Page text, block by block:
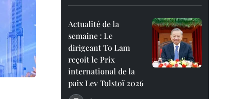
Actualité de la
semaine : Le
dirigeant To Lam
reçoit le Prix
international de la
paix Lev Tolstoï 2026